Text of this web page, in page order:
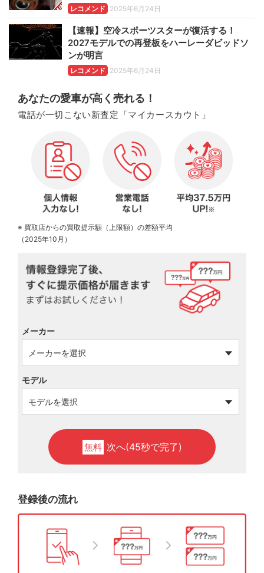
レコメンド 2025年6月24日
【速報】空冷スポーツスターが復活する！
2027モデルでの再登板をハーレーダビッドソ
ンが明言
レコメンド 2025年6月24日
あなたの愛車が高く売れる！
電話が一切こない新査定「マイカースカウト」
※ 買取店からの買取提示額（上限額）の差額平均
（2025年10月）
メーカー
モデル
無料 次へ(45秒で完了)
登録後の流れ